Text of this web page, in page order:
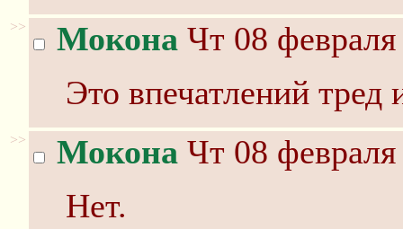
>> Мокона Чт 08
Это впечатлений тред
>> Мокона Чт 08
Нет.